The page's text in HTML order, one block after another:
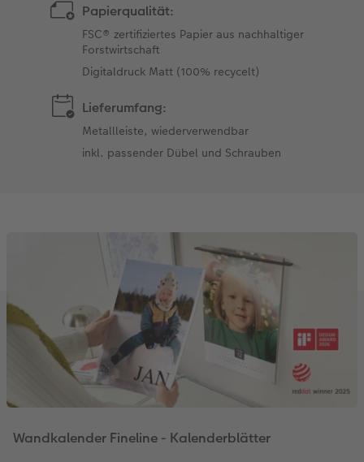
Papierqualität:
FSC® zertifiziertes Papier aus nachhaltiger
Forstwirtschaft
Digitaldruck Matt (100% recycelt)
Lieferumfang:
Metallleiste, wiederverwendbar
inkl. passender Dübel und Schrauben
Wandkalender Fineline - Kalenderblätter